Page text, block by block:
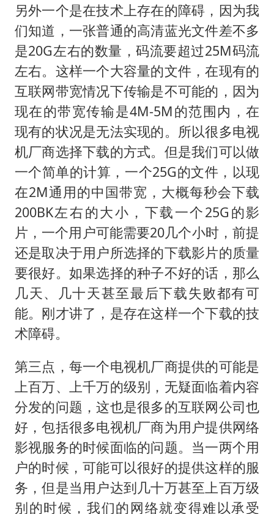
另外一个是在技术上存在的障碍，因为我
们知道，一张普通的高清蓝光文件差不多
是20G左右的数量，码流要超过25M码流
左右。这样一个大容量的文件，在现有的
互联网带宽情况下传输是不可能的，因为
现在的带宽传输是4M-5M的范围内，在
现有的状况是无法实现的。所以很多电视
机厂商选择下载的方式。但是我们可以做
一个简单的计算，一个25G的文件，以现
在2M通用的中国带宽，大概每秒会下载
200BK左右的大小，下载一个25G的影
片，一个用户可能需要20几个小时，前提
还是取决于用户所选择的下载影片的质量
要很好。如果选择的种子不好的话，那么
几天、几十天甚至最后下载失败都有可
能。刚才讲了，是存在这样一个下载的技
术障碍。
第三点，每一个电视机厂商提供的可能是
上百万、上千万的级别，无疑面临着内容
分发的问题，这也是很多的互联网公司也
好，包括很多电视机厂商为用户提供网络
影视服务的时候面临的问题。当一两个用
户的时候，可能可以很好的提供这样的服
务，但是当用户达到几十万甚至上百万级
别的时候，我们的网络就变得难以承受